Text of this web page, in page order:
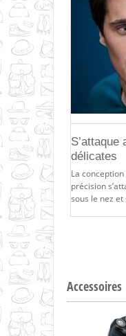
S’attaque
délicates
La
précision
sous le nez et
Accessoires